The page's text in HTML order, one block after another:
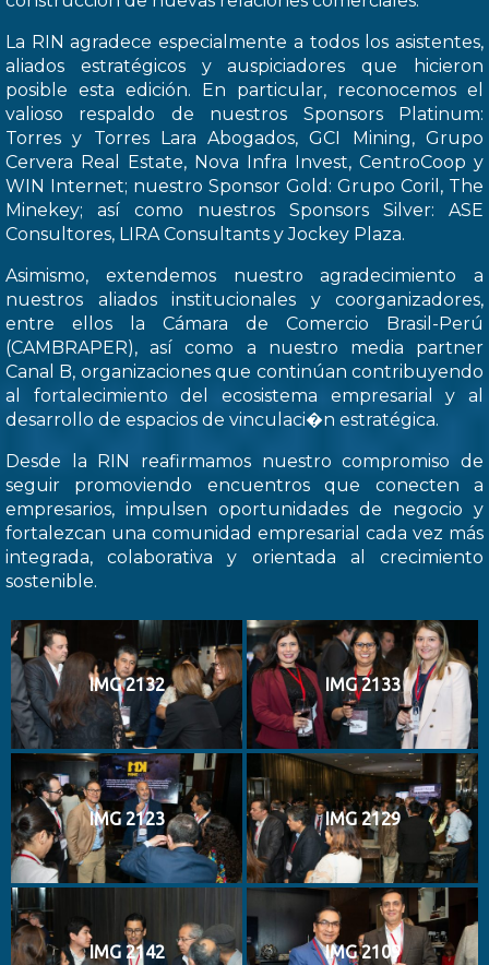
La RIN agradece especialmente a todos los asistentes,
aliados estratégicos y auspiciadores que hicieron
posible esta edición. En particular, reconocemos el
valioso respaldo de nuestros Sponsors Platinum:
Torres y Torres Lara Abogados, GCI Mining, Grupo
Cervera Real Estate, Nova Infra Invest, CentroCoop y
WIN Internet; nuestro Sponsor Gold: Grupo Coril, The
Minekey; así como nuestros Sponsors Silver: ASE
Consultores, LIRA Consultants y Jockey Plaza.
Asimismo, extendemos nuestro agradecimiento a
nuestros aliados institucionales y coorganizadores,
entre ellos la Cámara de Comercio Brasil-Perú
(CAMBRAPER), así como a nuestro media partner
Canal B, organizaciones que continúan contribuyendo
al fortalecimiento del ecosistema empresarial y al
desarrollo de espacios de vinculaci�n estratégica.
Desde la RIN reafirmamos nuestro compromiso de
seguir promoviendo encuentros que conecten a
empresarios, impulsen oportunidades de negocio y
fortalezcan una comunidad empresarial cada vez más
integrada, colaborativa y orientada al crecimiento
sostenible.
IMG 2132 IMG 2133
IMG 2123 IMG 2129
IMG 2142 IMG 2109